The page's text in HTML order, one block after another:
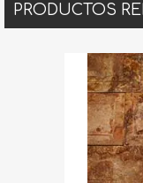
PRODUCTOS